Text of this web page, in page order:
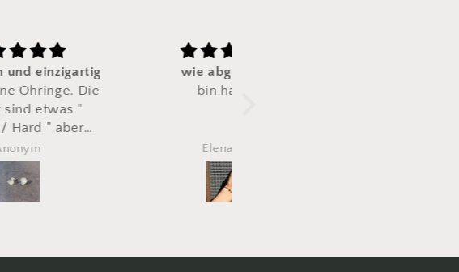
wie abgebildet
bin happy